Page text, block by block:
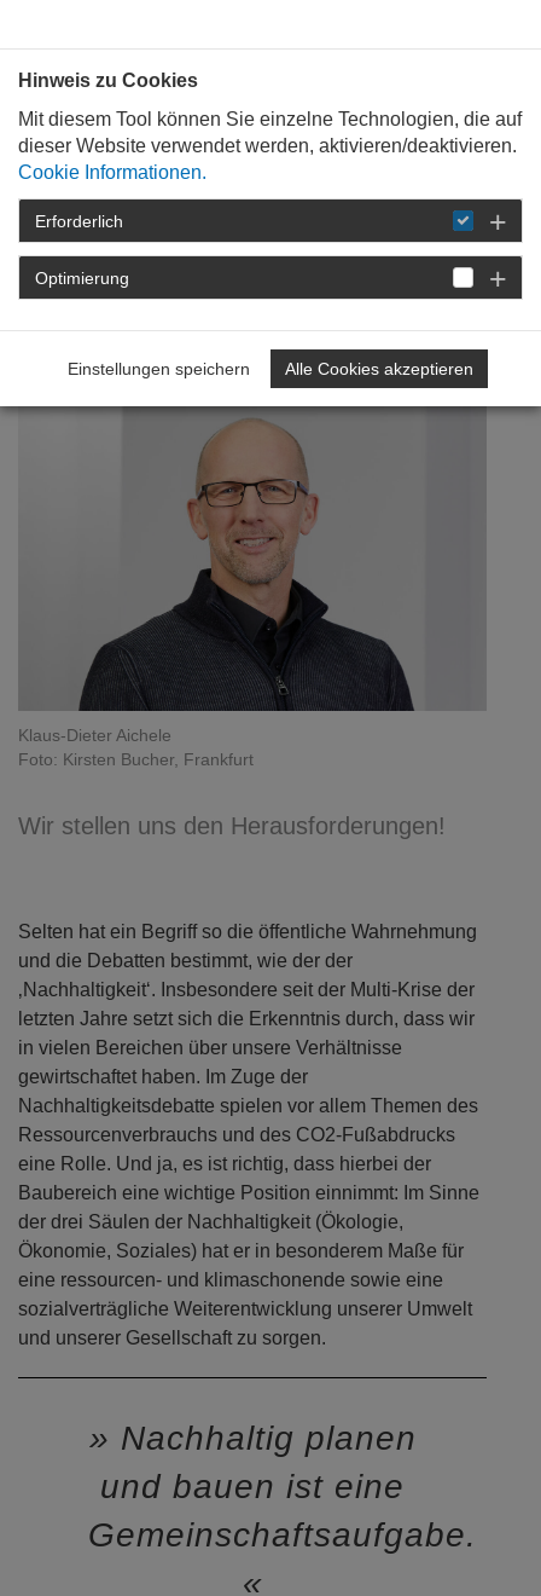
STARTSEITE DETAIL
Mehr nachhaltig planen
Klaus-Dieter Aichele
Foto: Kirsten Bucher, Frankfurt
Wir stellen uns den Herausforderungen!
Selten hat ein Begriff so die öffentliche Wahrnehmung
und die Debatten bestimmt, wie der der
‚Nachhaltigkeit‘. Insbesondere seit der Multi-Krise der
letzten Jahre setzt sich die Erkenntnis durch, dass wir
in vielen Bereichen über unsere Verhältnisse
gewirtschaftet haben. Im Zuge der
Nachhaltigkeitsdebatte spielen vor allem Themen des
Ressourcenverbrauchs und des CO2-Fußabdrucks
eine Rolle. Und ja, es ist richtig, dass hierbei der
Baubereich eine wichtige Position einnimmt: Im Sinne
der drei Säulen der Nachhaltigkeit (Ökologie,
Ökonomie, Soziales) hat er in besonderem Maße für
eine ressourcen- und klimaschonende sowie eine
sozialverträgliche Weiterentwicklung unserer Umwelt
und unserer Gesellschaft zu sorgen.
Nachhaltig planen
und bauen ist eine
Gemeinschaftsaufgabe.
Hinweis zu Cookies
Mit diesem Tool können Sie einzelne Technologien, die auf
dieser Website verwendet werden, aktivieren/deaktivieren.
Cookie Informationen.
Erforderlich
Optimierung
Einstellungen speichern Alle Cookies akzeptieren